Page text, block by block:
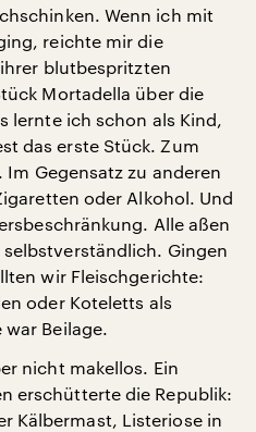
Wenn ich mit
reichte mir die
blutbespritzten
Mortadella über die
lernte ich schon als Kind,
das erste Stück. Zum
Gegensatz zu anderen
oder Alkohol. Und
Alle aßen
Gingen
wir Fleischgerichte:
oder Koteletts als
war Beilage.
nicht makellos. Ein
erschütterte die Republik:
Kälbermast, Listeriose in